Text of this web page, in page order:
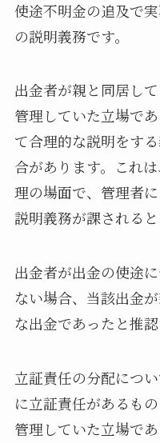
使途不明金の追及で
の説明義務です。
出金者が親と同居し
管理していた立場で
て合理的な説明をす
合があります。これ
理の場面で、管理者
説明義務が課される
出金者が出金の使途
ない場合、当該出金
な出金であったと推
立証責任の分配につ
に立証責任があるも
管理していた立場で